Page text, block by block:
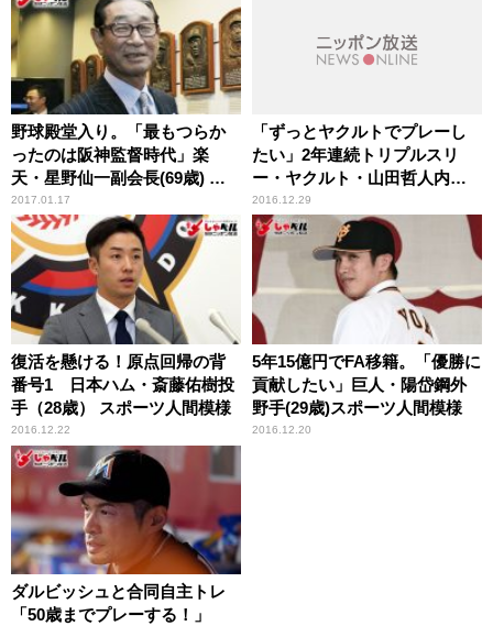
野球殿堂入り。「最もつらか
ったのは阪神監督時代」楽
天・星野仙一副会長(69歳) ス
ポーツ人間模様
2017.01.17
「ずっとヤクルトでプレーし
たい」2年連続トリプルスリ
ー・ヤクルト・山田哲人内野
手(24歳)スポーツ人間模様
2016.12.29
復活を懸ける！原点回帰の背
番号1 日本ハム・斎藤佑樹投
手（28歳） スポーツ人間模様
2016.12.22
5年15億円でFA移籍。「優勝に
貢献したい」巨人・陽岱鋼外
野手(29歳)スポーツ人間模様
2016.12.20
ダルビッシュと合同自主トレ
「50歳までプレーする！」